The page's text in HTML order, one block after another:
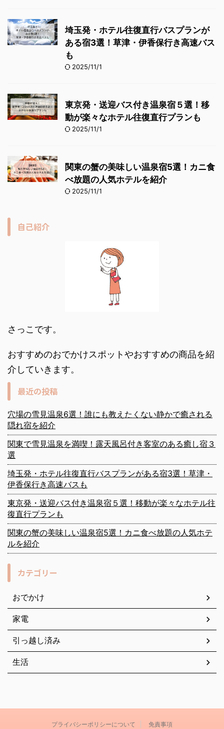
埼玉発・ホテル往復直行バスプランが
ある宿3選！草津・伊香保行き高速バス
も
2025/11/1
東京発・送迎バス付き温泉宿５選！移
動が楽々なホテル往復直行プランも
2025/11/1
関東の蟹の美味しい温泉宿5選！カニ食
べ放題の人気ホテルを紹介
2025/11/1
自己紹介
さっこです。
おすすめのおでかけスポットやおすすめの商品を紹
介していきます。
最近の投稿
穴場の雪見温泉6選！誰にも教えたくない静かで癒される
隠れ宿を紹介
関東で雪見温泉を満喫！露天風呂付き客室のある癒し宿３
選
埼玉発・ホテル往復直行バスプランがある宿3選！草津・
伊香保行き高速バスも
東京発・送迎バス付き温泉宿５選！移動が楽々なホテル往
復直行プランも
関東の蟹の美味しい温泉宿5選！カニ食べ放題の人気ホテ
ルを紹介
カテゴリー
おでかけ
家電
引っ越し済み
生活
プライバシーポリシーについて 免責事項